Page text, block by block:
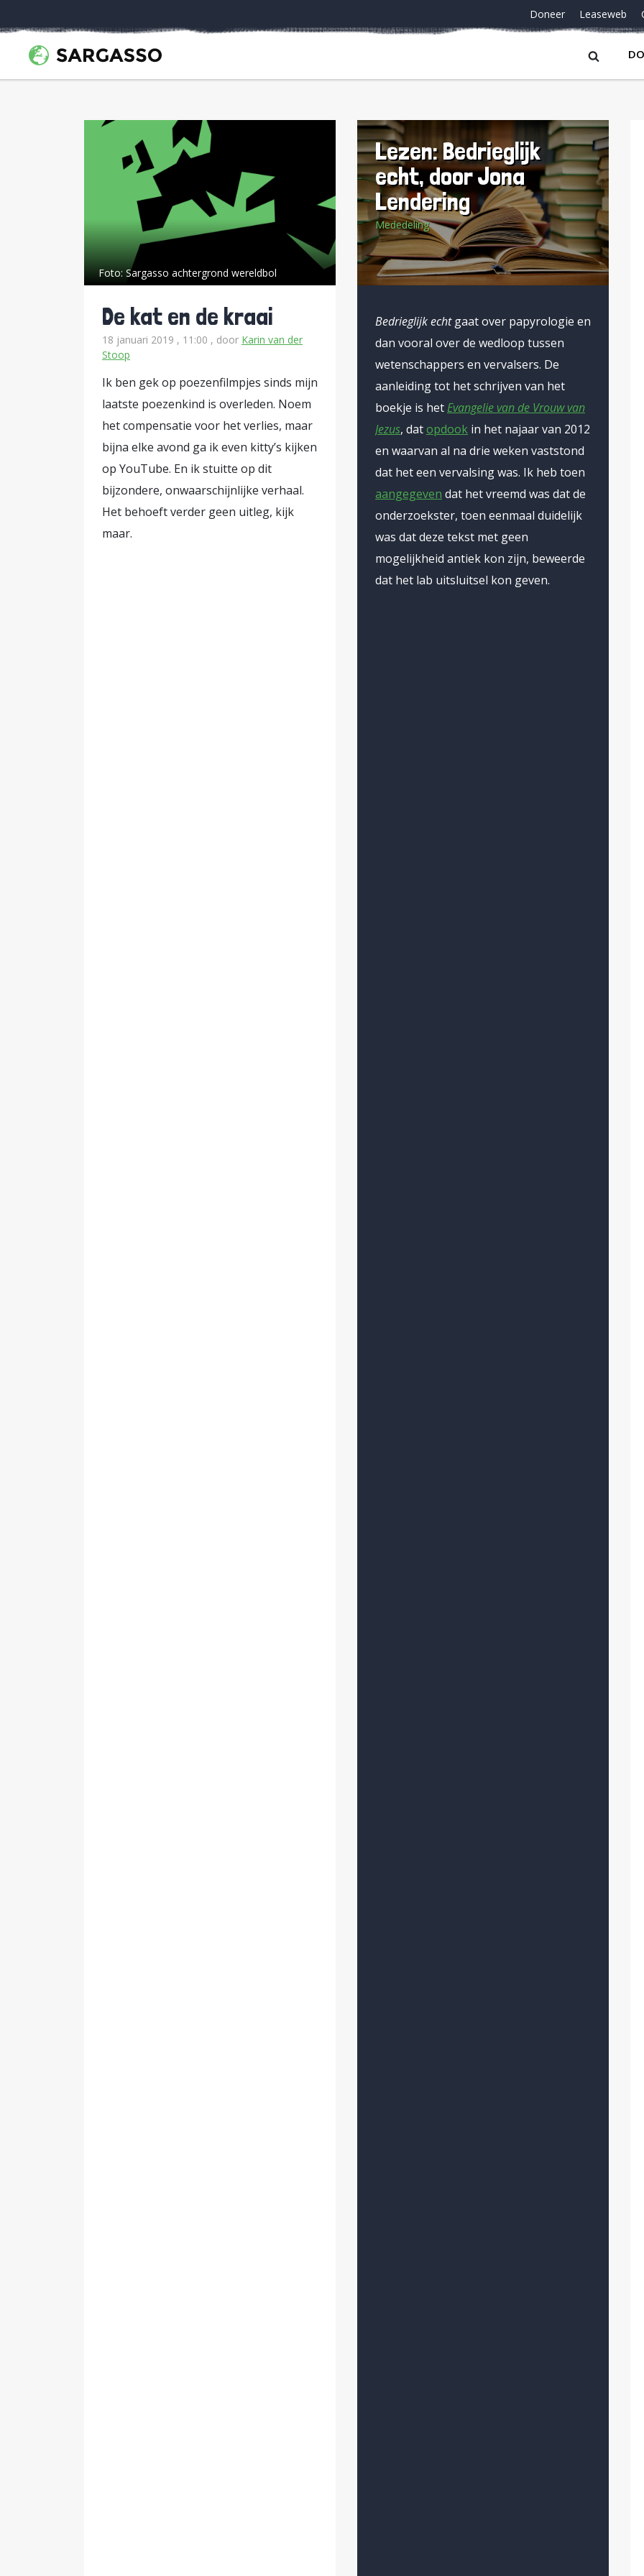
Doneer Leaseweb
Foto:Sargasso achtergrond wereldbol
De kat en de kraai
18 januari 2019 , 11:00 , door Karin van der
Stoop
Ik ben gek op poezenfilmpjes sinds mijn
laatste poezenkind is overleden. Noem
het compensatie voor het verlies, maar
bijna elke avond ga ik even kitty’s kijken
op YouTube. En ik stuitte op dit
bijzondere, onwaarschijnlijke verhaal.
Het behoeft verder geen uitleg, kijk
maar.
Lezen: Bedrieglijk
echt, door Jona
Lendering
Mededeling
Bedrieglijk echtgaat over papyrologie en
dan vooral over de wedloop tussen
wetenschappers en vervalsers. De
aanleiding tot het schrijven van het
boekje is hetEvangelie van de Vrouw van
Jezus, datopdook in het najaar van 2012
en waarvan al na drie weken vaststond
dat het een vervalsing was. Ik heb toen
aangegeven dat het vreemd was dat de
onderzoekster, toen eenmaal duidelijk
was dat deze tekst met geen
mogelijkheid antiek kon zijn, beweerde
dat het lab uitsluitsel kon geven.